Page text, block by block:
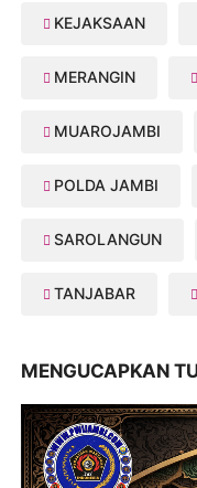
KEJAKSAAN
MERANGIN
MUAROJAMBI
POLDA JAMBI
SAROLANGUN
TANJABAR
MENGUCAPKAN